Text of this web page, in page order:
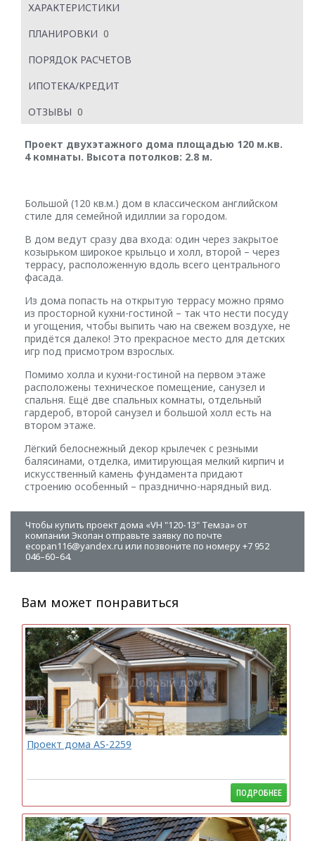
ХАРАКТЕРИСТИКИ
ПЛАНИРОВКИ 0
ПОРЯДОК РАСЧЕТОВ
ИПОТЕКА/КРЕДИТ
ОТЗЫВЫ 0
Проект двухэтажного дома площадью 120 м.кв.
4 комнаты. Высота потолков: 2.8 м.
Большой (120 кв.м.) дом в классическом английском
стиле для семейной идиллии за городом.
В дом ведут сразу два входа: один через закрытое
козырьком широкое крыльцо и холл, второй – через
террасу, расположенную вдоль всего центрального
фасада.
Из дома попасть на открытую террасу можно прямо
из просторной кухни-гостиной – так что нести посуду
и угощения, чтобы выпить чаю на свежем воздухе, не
придётся далеко! Это прекрасное место для детских
игр под присмотром взрослых.
Помимо холла и кухни-гостиной на первом этаже
расположены техническое помещение, санузел и
спальня. Ещё две спальных комнаты, отдельный
гардероб, второй санузел и большой холл есть на
втором этаже.
Лёгкий белоснежный декор крылечек с резными
балясинами, отделка, имитирующая мелкий кирпич и
искусственный камень фундамента придают
строению особенный – празднично-нарядный вид.
Чтобы купить проект дома «VH "120-13" Темза» от
компании Экопан отправьте заявку по почте
ecopan116@yandex.ru или позвоните по номеру +7 952
046–60–64.
Вам может понравиться
Проект дома AS-2259
ПОДРОБНЕЕ